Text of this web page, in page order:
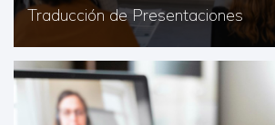
Traducción de Presentaciones